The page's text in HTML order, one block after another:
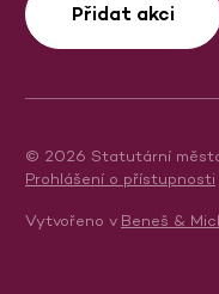
Přidat akci
© 2026 Statutární
Prohlášení o přístupnosti
Vytvořeno v Beneš &